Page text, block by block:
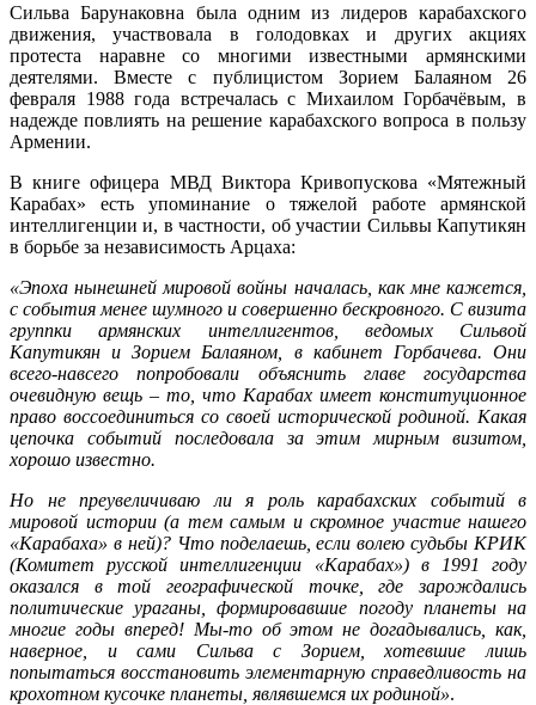
Сильва Барунаковна была одним из лидеров карабахского
движения, участвовала в голодовках и других акциях
протеста наравне со многими известными армянскими
деятелями. Вместе с публицистом Зорием Балаяном 26
февраля 1988 года встречалась с Михаилом Горбачёвым, в
надежде повлиять на решение карабахского вопроса в пользу
Армении.
В книге офицера МВД Виктора Кривопускова «Мятежный
Карабах» есть упоминание о тяжелой работе армянской
интеллигенции и, в частности, об участии Сильвы Капутикян
в борьбе за независимость Арцаха:
«Эпоха нынешней мировой войны началась, как мне кажется,
с события менее шумного и совершенно бескровного. С визита
группки армянских интеллигентов, ведомых Сильвой
Капутикян и Зорием Балаяном, в кабинет Горбачева. Они
всего-навсего попробовали объяснить главе государства
очевидную вещь – то, что Карабах имеет конституционное
право воссоединиться со своей исторической родиной. Какая
цепочка событий последовала за этим мирным визитом,
хорошо известно.
Но не преувеличиваю ли я роль карабахских событий в
мировой истории (а тем самым и скромное участие нашего
«Карабаха» в ней)? Что поделаешь, если волею судьбы КРИК
(Комитет русской интеллигенции «Карабах») в 1991 году
оказался в той географической точке, где зарождались
политические ураганы, формировавшие погоду планеты на
многие годы вперед! Мы-то об этом не догадывались, как,
наверное, и сами Сильва с Зорием, хотевшие лишь
попытаться восстановить элементарную справедливость на
крохотном кусочке планеты, являвшемся их родиной».